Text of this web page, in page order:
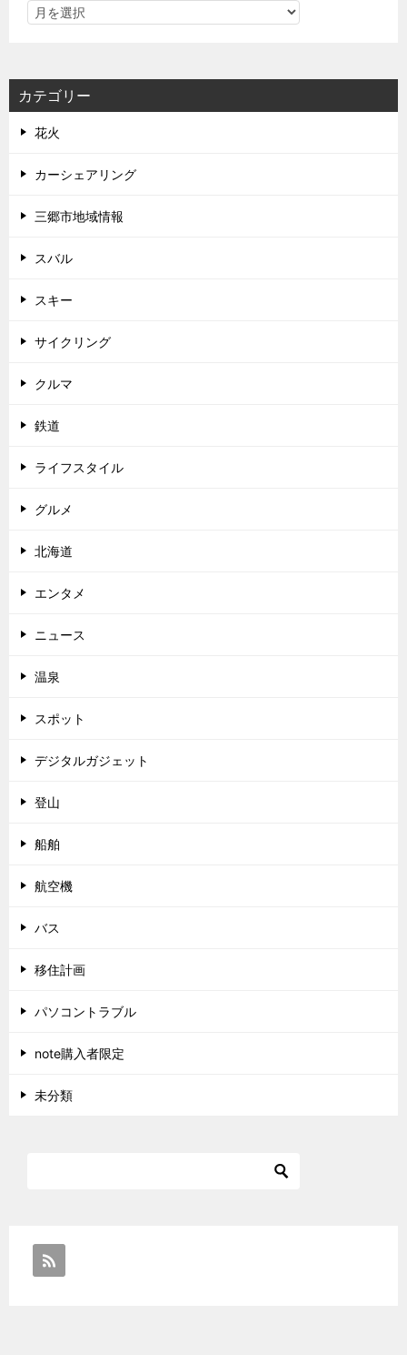
カテゴリー
花火
カーシェアリング
三郷市地域情報
スバル
スキー
サイクリング
クルマ
鉄道
ライフスタイル
グルメ
北海道
エンタメ
ニュース
温泉
スポット
デジタルガジェット
登山
船舶
航空機
バス
移住計画
パソコントラブル
note購入者限定
未分類